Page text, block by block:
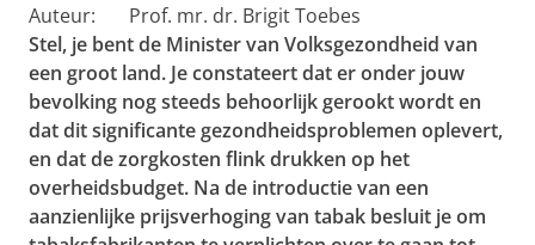
Auteur: Prof. mr. dr. Brigit Toebes
Stel, je bent de Minister van Volksgezondheid van
een groot land. Je constateert dat er onder jouw
bevolking nog steeds behoorlijk gerookt wordt en
dat dit significante gezondheidsproblemen oplevert,
en dat de zorgkosten flink drukken op het
overheidsbudget. Na de introductie van een
aanzienlijke prijsverhoging van tabak besluit je om